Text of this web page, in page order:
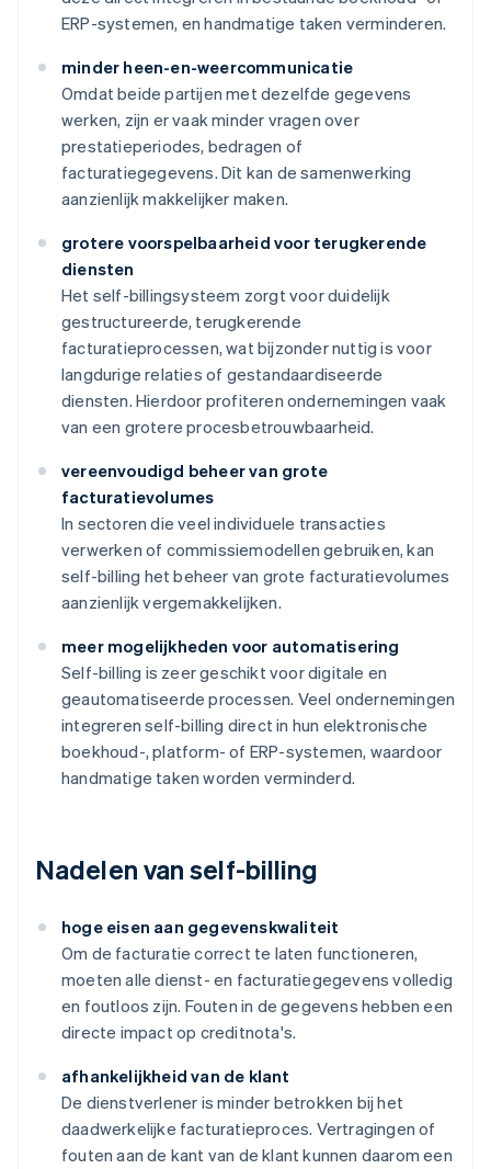
ERP-systemen, en handmatige taken verminderen.
minder heen-en-weercommunicatie
Omdat beide partijen met dezelfde gegevens
werken, zijn er vaak minder vragen over
prestatieperiodes, bedragen of
facturatiegegevens. Dit kan de samenwerking
aanzienlijk makkelijker maken.
grotere voorspelbaarheid voor terugkerende
diensten
Het self-billingsysteem zorgt voor duidelijk
gestructureerde, terugkerende
facturatieprocessen, wat bijzonder nuttig is voor
langdurige relaties of gestandaardiseerde
diensten. Hierdoor profiteren ondernemingen vaak
van een grotere procesbetrouwbaarheid.
vereenvoudigd beheer van grote
facturatievolumes
In sectoren die veel individuele transacties
verwerken of commissiemodellen gebruiken, kan
self-billing het beheer van grote facturatievolumes
aanzienlijk vergemakkelijken.
meer mogelijkheden voor automatisering
Self-billing is zeer geschikt voor digitale en
geautomatiseerde processen. Veel ondernemingen
integreren self-billing direct in hun elektronische
boekhoud-, platform- of ERP-systemen, waardoor
handmatige taken worden verminderd.
Nadelen van self-billing
hoge eisen aan gegevenskwaliteit
Om de facturatie correct te laten functioneren,
moeten alle dienst- en facturatiegegevens volledig
en foutloos zijn. Fouten in de gegevens hebben een
directe impact op creditnota's.
afhankelijkheid van de klant
De dienstverlener is minder betrokken bij het
daadwerkelijke facturatieproces. Vertragingen of
fouten aan de kant van de klant kunnen daarom een